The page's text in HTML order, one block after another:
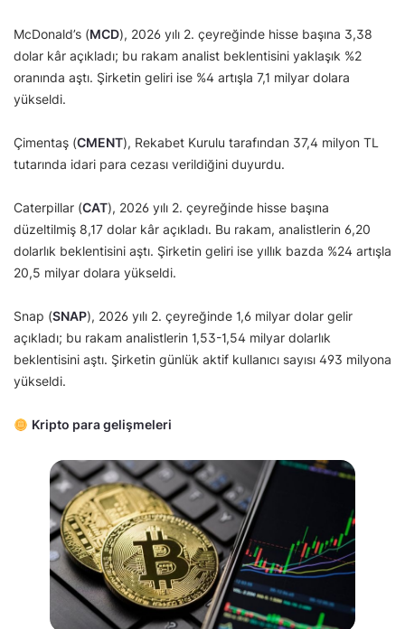
McDonald’s (MCD), 2026 yılı 2. çeyreğinde hisse başına 3,38
dolar kâr açıkladı; bu rakam analist beklentisini yaklaşık %2
oranında aştı. Şirketin geliri ise %4 artışla 7,1 milyar dolara
yükseldi.
Çimentaş (CMENT), Rekabet Kurulu tarafından 37,4 milyon TL
tutarında idari para cezası verildiğini duyurdu.
Caterpillar (CAT), 2026 yılı 2. çeyreğinde hisse başına
düzeltilmiş 8,17 dolar kâr açıkladı. Bu rakam, analistlerin 6,20
dolarlık beklentisini aştı. Şirketin geliri ise yıllık bazda %24 artışla
20,5 milyar dolara yükseldi.
Snap (SNAP), 2026 yılı 2. çeyreğinde 1,6 milyar dolar gelir
açıkladı; bu rakam analistlerin 1,53-1,54 milyar dolarlık
beklentisini aştı. Şirketin günlük aktif kullanıcı sayısı 493 milyona
yükseldi.
Kripto para gelişmeleri